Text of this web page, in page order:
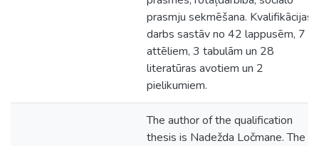
prasmju sekmēšana. Kvalifikācijas
darbs sastāv no 42 lappusēm, 7
attēliem, 3 tabulām un 28
literatūras avotiem un 2
pielikumiem.
The author of the qualification
thesis is Nadežda Ločmane. The